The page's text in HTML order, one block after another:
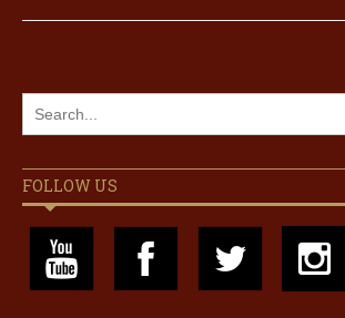
FOLLOW US